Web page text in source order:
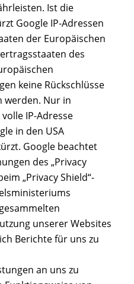
Ist die
Google IP-Adressen
der Europäischen
des
keine Rückschlüsse
werden. Nur in
IP-Adresse
in den USA
Google beachtet
des „Privacy
„Privacy Shield“-
unserer Websites
Berichte für uns zu
an uns zu